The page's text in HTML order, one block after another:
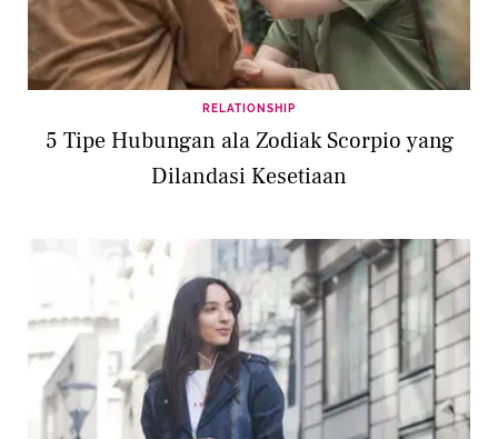
RELATIONSHIP
5 Tipe Hubungan ala Zodiak Scorpio yang
Dilandasi Kesetiaan